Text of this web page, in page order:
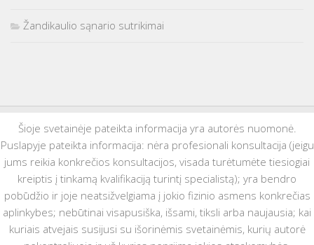
Žandikaulio sąnario sutrikimai
Šioje svetainėje pateikta informacija yra autorės nuomonė.
Puslapyje pateikta informacija: nėra profesionali konsultacija (jeigu
jums reikia konkrečios konsultacijos, visada turėtumėte tiesiogiai
kreiptis į tinkamą kvalifikaciją turintį specialistą); yra bendro
pobūdžio ir joje neatsižvelgiama į jokio fizinio asmens konkrečias
aplinkybes; nebūtinai visapusiška, išsami, tiksli arba naujausia; kai
kuriais atvejais susijusi su išorinėmis svetainėmis, kurių autorė